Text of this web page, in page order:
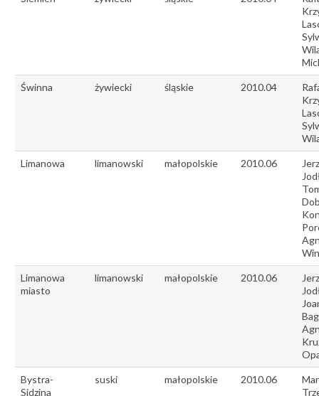
Świnna żywiecki śląskie 2010.04
Limanowa limanowski małopolskie 2010.06
Limanowa
miasto
limanowski małopolskie 2010.06
Bystra-
Sidzina
suski małopolskie 2010.06